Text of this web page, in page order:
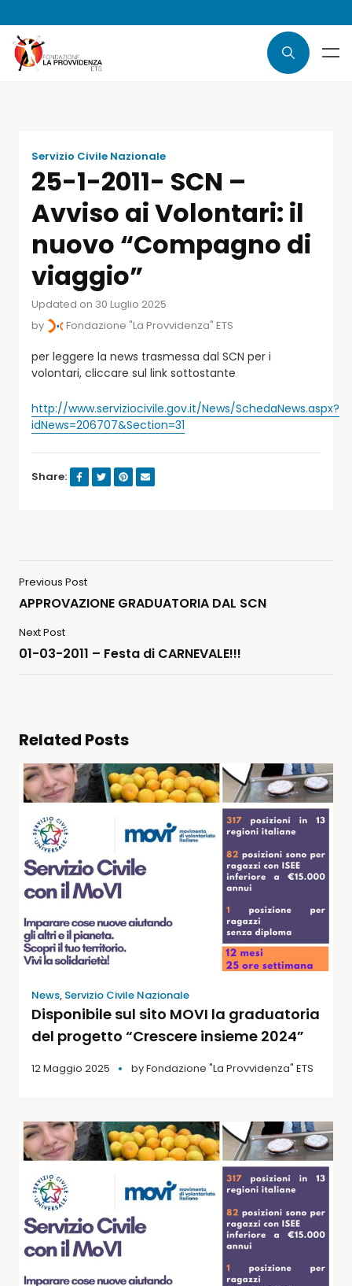
Servizio Civile Nazionale
25-1-2011- SCN –
Avviso ai Volontari: il
nuovo “Compagno di
viaggio”
Updated on 30 Luglio 2025
by
Fondazione "La Provvidenza" ETS
per leggere la news trasmessa dal SCN per i
volontari, cliccare sul link sottostante
http://www.serviziocivile.gov.it/News/SchedaNews.aspx?
idNews=206707&Section=31
Share:
Previous Post
APPROVAZIONE GRADUATORIA DAL SCN
Next Post
01-03-2011 – Festa di CARNEVALE!!!
Related Posts
News, Servizio Civile Nazionale
Disponibile sul sito MOVI la graduatoria
del progetto “Crescere insieme 2024”
12 Maggio 2025 byFondazione "La Provvidenza" ETS